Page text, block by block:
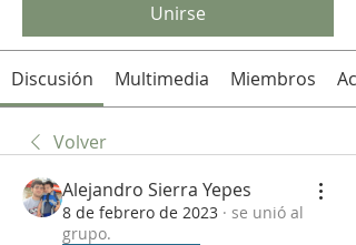
Unirse
Discusión Multimedia Miembros
Volver
Alejandro Sierra Yepes
8 de febrero de 2023 · se unió al
grupo.